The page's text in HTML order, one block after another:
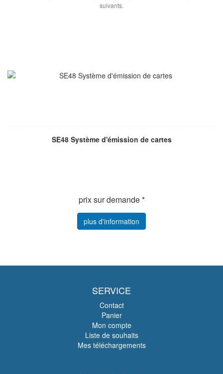
suivants.
SE48 Système d'émission de cartes
prix sur demande *
plus d'information
SERVICE
Contact
Panier
Mon compte
Liste de souhaits
Mes téléchargements